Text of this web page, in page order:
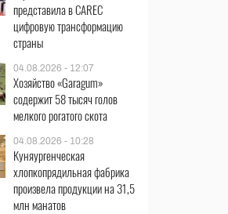
представила в CAREC
цифровую трансформацию
страны
04.08.2026 - 12:07
Хозяйство «Garagum»
содержит 58 тысяч голов
мелкого рогатого скота
04.08.2026 - 10:28
Куняургенческая
хлопкопрядильная фабрика
произвела продукции на 31,5
млн манатов